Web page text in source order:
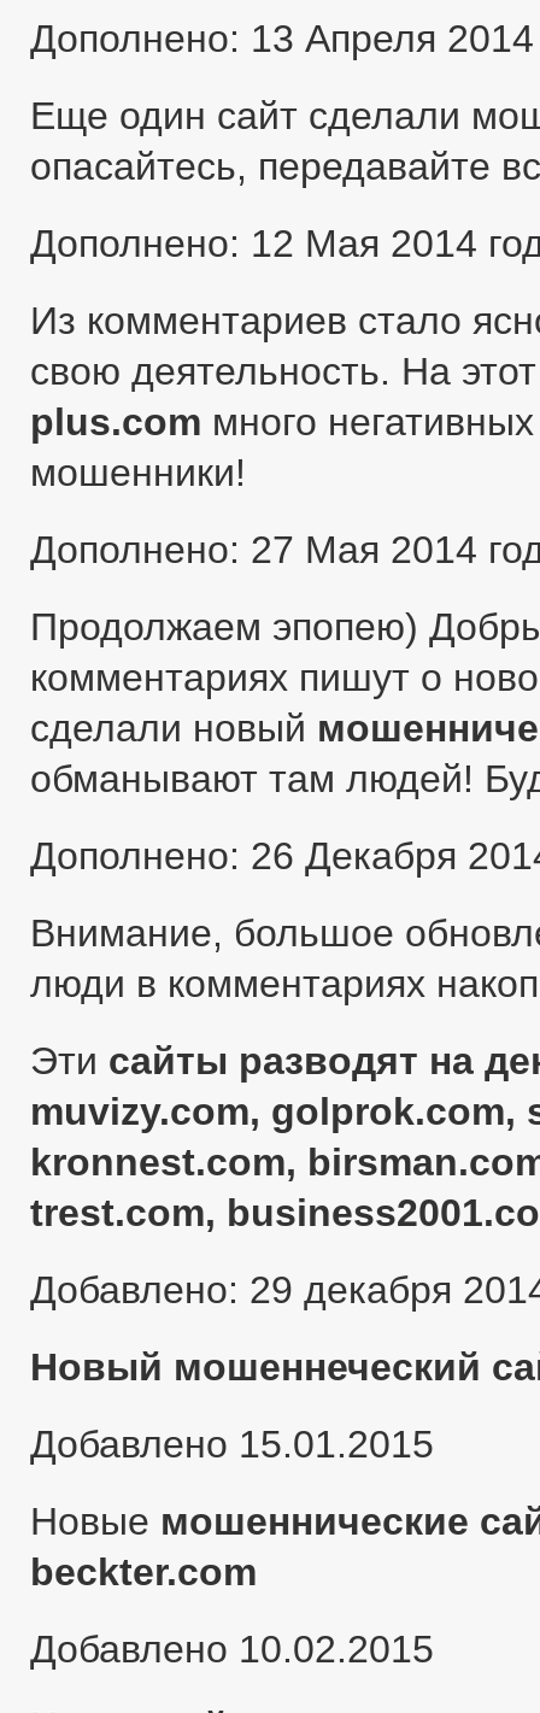
Дополнено: 13 Апреля 2014
Еще один сайт сделали
опасайтесь, передавайте
Дополнено: 12 Мая 2014
Из комментариев стало
свою деятельность. На
plus.com много
мошенники!
Дополнено: 27 Мая 2014
Продолжаем эпопею)
комментариях пишут о
сделали новый
обманывают там людей!
Дополнено: 26 Декабря
Внимание, большое
люди в комментариях
Эти сайты разводят на
muvizy.com, golprok.com,
kronnest.com,
trest.com,
Добавлено: 29 декабря
Новый мошеннеческий
Добавлено 15.01.2015
Новые мошеннические
beckter.com
Добавлено 10.02.2015